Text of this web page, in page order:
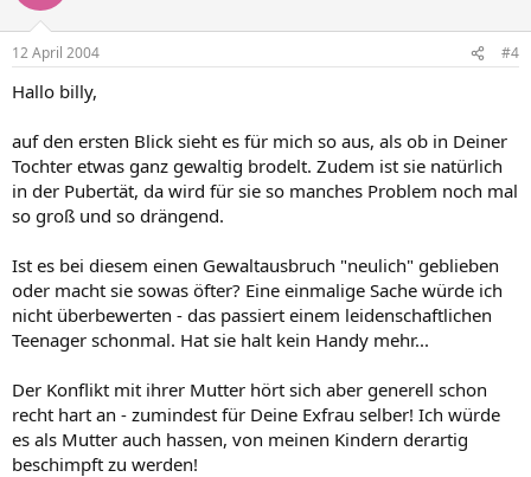
12 April 2004 #4
Hallo billy,
auf den ersten Blick sieht es für mich so aus, als ob in Deiner
Tochter etwas ganz gewaltig brodelt. Zudem ist sie natürlich
in der Pubertät, da wird für sie so manches Problem noch mal
so groß und so drängend.
Ist es bei diesem einen Gewaltausbruch "neulich" geblieben
oder macht sie sowas öfter? Eine einmalige Sache würde ich
nicht überbewerten - das passiert einem leidenschaftlichen
Teenager schonmal. Hat sie halt kein Handy mehr...
Der Konflikt mit ihrer Mutter hört sich aber generell schon
recht hart an - zumindest für Deine Exfrau selber! Ich würde
es als Mutter auch hassen, von meinen Kindern derartig
beschimpft zu werden!